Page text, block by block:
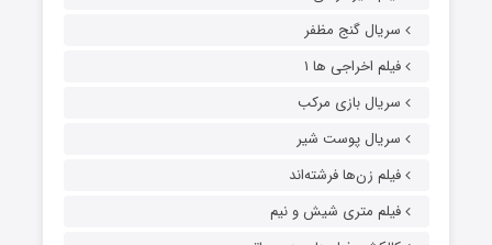
سریال گنج مظفر
فیلم اخراجی ها ۱
سریال بازی مرکب
سریال پوست شیر
فیلم زن‌ها فرشته‌اند
فیلم متری شیش و نیم